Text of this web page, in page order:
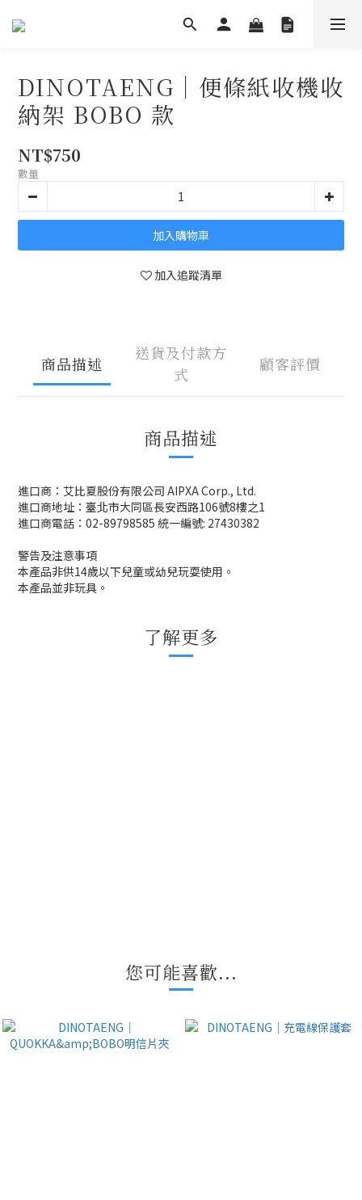
DINOTAENG｜便條紙收機收
納架 BOBO 款
NT$750
數量
加入購物車
加入追蹤清單
商品描述
送貨及付款方
式
顧客評價
商品描述
進口商：艾比夏股份有限公司 AIPXA Corp., Ltd.
進口商地址：臺北市大同區長安西路106號8樓之1
進口商電話：02-89798585 統一編號: 27430382
警告及注意事項
本產品非供14歲以下兒童或幼兒玩耍使用。
本產品並非玩具。
了解更多
您可能喜歡...